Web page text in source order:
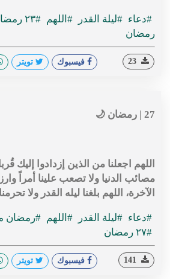
#دعاء #ليلة القدر #اللهم #٢٣ رمضان
رمضان
فيسبوك تويتر
27 | رمضان 🌙
اللهم اجعلنا من الذين إزدادوا إليك
مصائب الدنيا ولا تصعب علينا أمراً
الآخرة، اللهم بلغنا ليله القدر ولا
#دعاء #ليلة القدر #اللهم #رمضان
#٢٧ رمضان
فيسبوك تويتر